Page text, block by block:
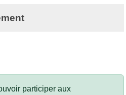
participer aux